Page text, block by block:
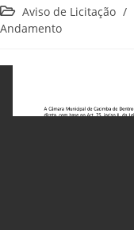
Aviso de Licitação /
Andamento